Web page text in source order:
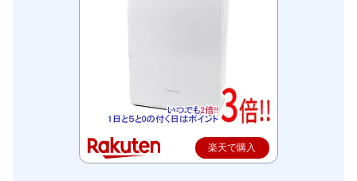
楽天で購入